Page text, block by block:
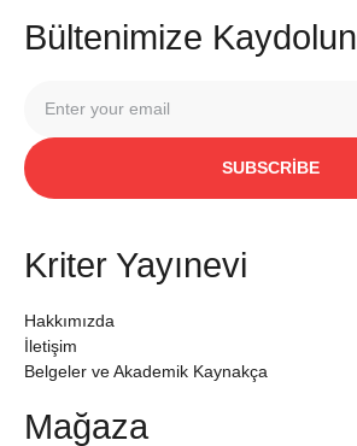
Bültenimize Kaydolun
SUBSCRIBE
Kriter Yayınevi
Hakkımızda
İletişim
Belgeler ve Akademik Kaynakça
Mağaza